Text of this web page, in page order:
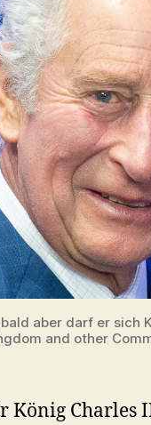
aber darf er sich
and other
König Charles